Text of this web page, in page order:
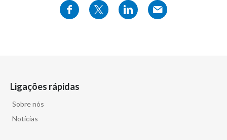
Ligações rápidas
Sobre nós
Notícias